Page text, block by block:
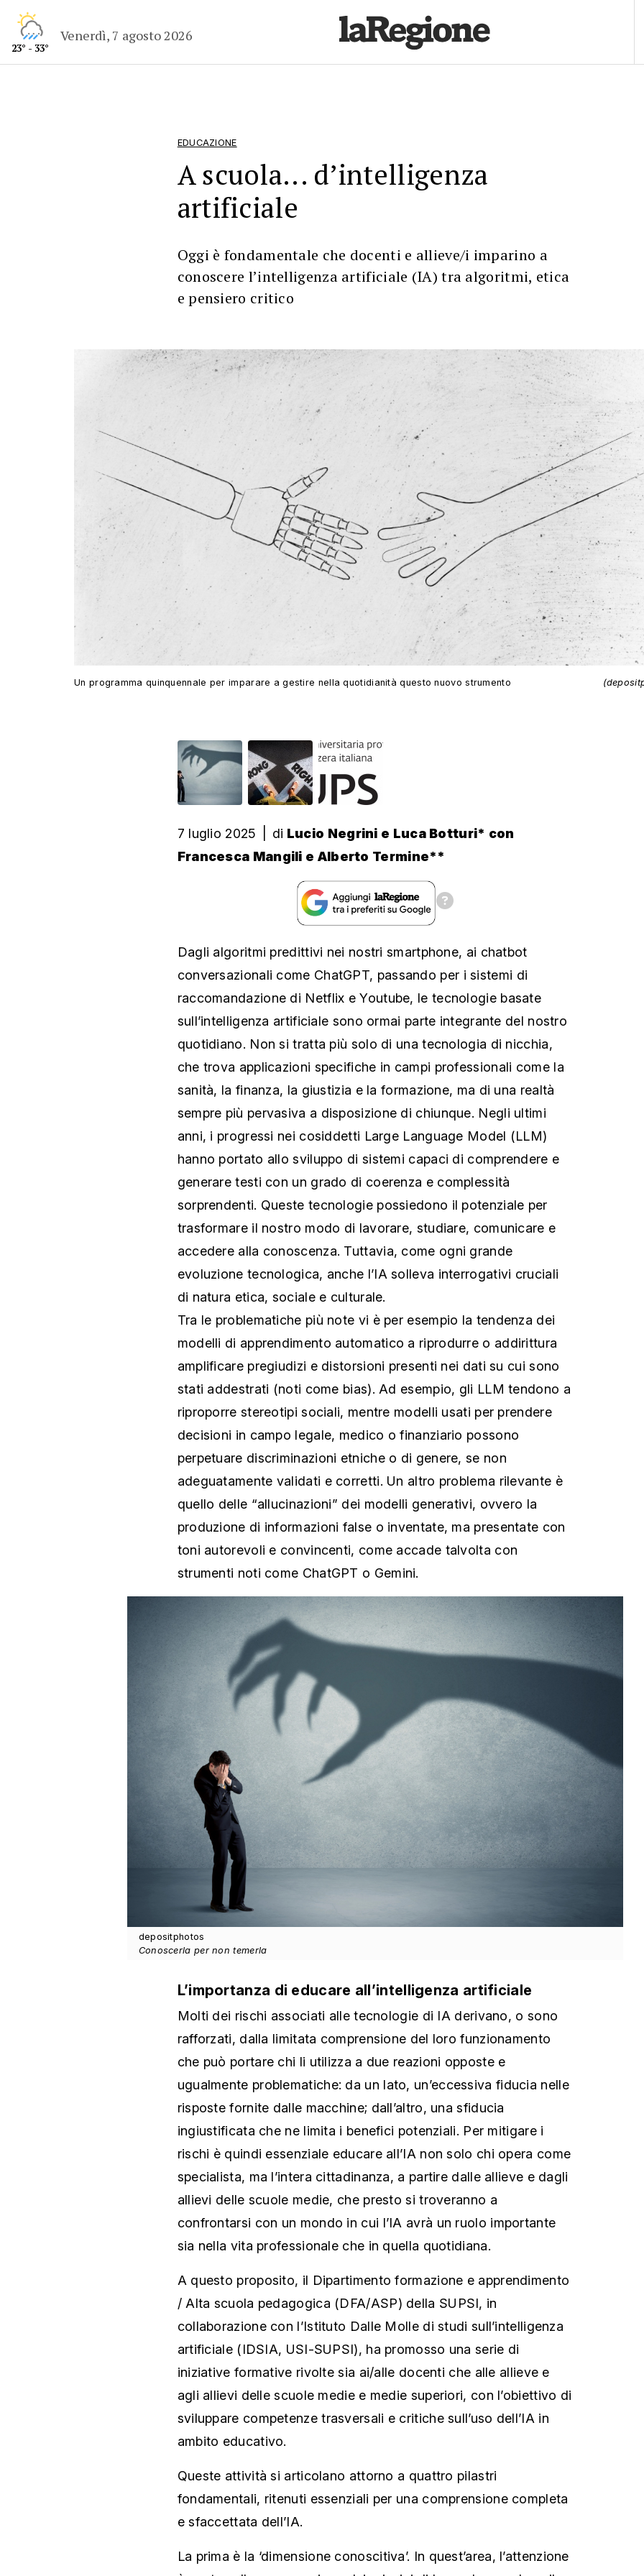
23° - 33°
Venerdì, 7 agosto 2026
EDUCAZIONE
A scuola... d’intelligenza
artificiale
Oggi è fondamentale che docenti e allieve/i imparino a
conoscere l’intelligenza artificiale (IA) tra algoritmi, etica
e pensiero critico
Un programma quinquennale per imparare a gestire nella quotidianità questo nuovo strumento
7 luglio 2025 di Lucio Negrini e Luca Botturi* con
Francesca Mangili e Alberto Termine**
Dagli algoritmi predittivi nei nostri smartphone, ai chatbot
conversazionali come ChatGPT, passando per i sistemi di
raccomandazione di Netflix e Youtube, le tecnologie basate
sull’intelligenza artificiale sono ormai parte integrante del nostro
quotidiano. Non si tratta più solo di una tecnologia di nicchia,
che trova applicazioni specifiche in campi professionali come la
sanità, la finanza, la giustizia e la formazione, ma di una realtà
sempre più pervasiva a disposizione di chiunque. Negli ultimi
anni, i progressi nei cosiddetti Large Language Model (LLM)
hanno portato allo sviluppo di sistemi capaci di comprendere e
generare testi con un grado di coerenza e complessità
sorprendenti. Queste tecnologie possiedono il potenziale per
trasformare il nostro modo di lavorare, studiare, comunicare e
accedere alla conoscenza. Tuttavia, come ogni grande
evoluzione tecnologica, anche l’IA solleva interrogativi cruciali
di natura etica, sociale e culturale.
Tra le problematiche più note vi è per esempio la tendenza dei
modelli di apprendimento automatico a riprodurre o addirittura
amplificare pregiudizi e distorsioni presenti nei dati su cui sono
stati addestrati (noti come bias). Ad esempio, gli LLM tendono a
riproporre stereotipi sociali, mentre modelli usati per prendere
decisioni in campo legale, medico o finanziario possono
perpetuare discriminazioni etniche o di genere, se non
adeguatamente validati e corretti. Un altro problema rilevante è
quello delle “allucinazioni” dei modelli generativi, ovvero la
produzione di informazioni false o inventate, ma presentate con
toni autorevoli e convincenti, come accade talvolta con
strumenti noti come ChatGPT o Gemini.
depositphotos
Conoscerla per non temerla
L’importanza di educare all’intelligenza artificiale
Molti dei rischi associati alle tecnologie di IA derivano, o sono
rafforzati, dalla limitata comprensione del loro funzionamento
che può portare chi li utilizza a due reazioni opposte e
ugualmente problematiche: da un lato, un’eccessiva fiducia nelle
risposte fornite dalle macchine; dall’altro, una sfiducia
ingiustificata che ne limita i benefici potenziali. Per mitigare i
rischi è quindi essenziale educare all’IA non solo chi opera come
specialista, ma l’intera cittadinanza, a partire dalle allieve e dagli
allievi delle scuole medie, che presto si troveranno a
confrontarsi con un mondo in cui l’IA avrà un ruolo importante
sia nella vita professionale che in quella quotidiana.
A questo proposito, il Dipartimento formazione e apprendimento
/ Alta scuola pedagogica (DFA/ASP) della SUPSI, in
collaborazione con l’Istituto Dalle Molle di studi sull’intelligenza
artificiale (IDSIA, USI-SUPSI), ha promosso una serie di
iniziative formative rivolte sia ai/alle docenti che alle allieve e
agli allievi delle scuole medie e medie superiori, con l’obiettivo di
sviluppare competenze trasversali e critiche sull’uso dell’IA in
ambito educativo.
Queste attività si articolano attorno a quattro pilastri
fondamentali, ritenuti essenziali per una comprensione completa
e sfaccettata dell’IA.
La prima è la ‘dimensione conoscitiva’. In quest’area, l’attenzione